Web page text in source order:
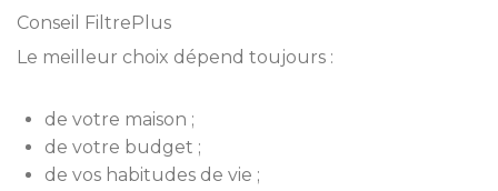
Conseil FiltrePlus
Le meilleur choix dépend toujours :
de votre maison ;
de votre budget ;
de vos habitudes de vie ;